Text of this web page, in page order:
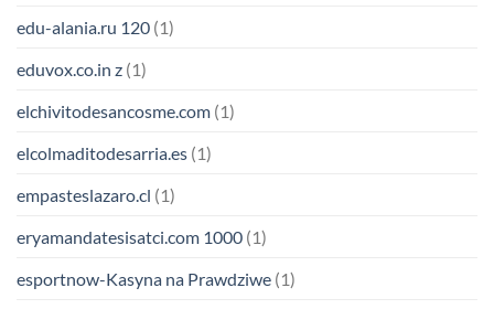
edu-alania.ru 120 (1)
eduvox.co.in z (1)
elchivitodesancosme.com (1)
elcolmaditodesarria.es (1)
empasteslazaro.cl (1)
eryamandatesisatci.com 1000 (1)
esportnow-Kasyna na Prawdziwe (1)